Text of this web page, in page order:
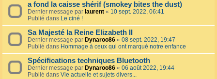
a fond la caisse shérif (smokey bites the dust)
Dernier message par laurent « 10 sept. 2022, 06:41
Publié dans Le ciné !
Sa Majesté la Reine Elizabeth II
Dernier message par Dynaroo86 « 08 sept. 2022, 19:47
Publié dans Hommage à ceux qui ont marqué notre enfance
Spécifications techniques Bluetooth
Dernier message par Dynaroo86 « 06 août 2022, 19:44
Publié dans Vie actuelle et sujets divers...